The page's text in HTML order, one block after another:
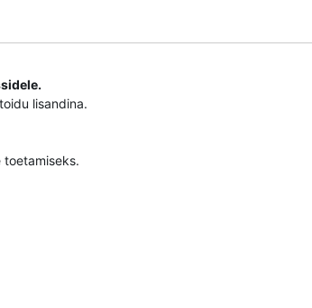
lisandina.
toetamiseks.